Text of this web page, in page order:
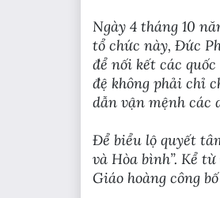
Ngày 4 tháng 10
tổ chức này, Đức
để nối kết các
đệ không phải chỉ
dẫn vận mệnh các
Để biểu lộ quyết
và Hòa bình”. Kể
Giáo hoàng công